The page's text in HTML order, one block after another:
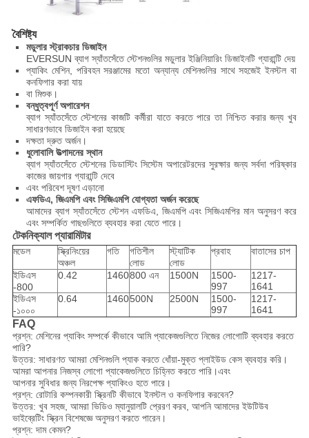
বৈশিষ্ট্য
মডুলার স্ট্রাকচার ডিজাইন
EVERSUN ব্যাগ স্যাঁতসেঁতে স্টেশনগুলির মডুলার ইঞ্জিনিয়ারিং ডিজাইনটি গ্যারান্টি দেয়
প্যাকিং মেশিন, পরিবহন সরঞ্জামের মতো অন্যান্য মেশিনগুলির সাথে সহজেই ইনস্টল বা
কনফিগার করা যায়
বা মিশুক।
বন্ধুত্বপূর্ণ অপারেশন
ব্যাগ স্যাঁতসেঁতে স্টেশনের কাজটি কর্মীরা যাতে করতে পারে তা নিশ্চিত করার জন্য খুব
সাধারণভাবে ডিজাইন করা হয়েছে
দক্ষতা দ্রুত অর্জন।
ধুলোবালি উত্পাদনের স্থান
ব্যাগ স্যাঁতসেঁতে স্টেশনের ডিডাস্টিং সিস্টেম অপারেটরদের সুরক্ষার জন্য সর্বদা পরিষ্কার
কাজের জায়গার গ্যারান্টি দেবে
এবং পরিবেশ দূষণ এড়ানো
এফডিএ, জিএমপি এবং সিজিএমপি যোগ্যতা অর্জন করেছে
আমাদের ব্যাগ স্যাঁতসেঁতে স্টেশন এফডিএ, জিএমপি এবং সিজিএমপির মান অনুসরণ করে
এবং সম্পর্কিত গাছগুলিতে ব্যবহার করা যেতে পারে।
টেকনিক্যাল প্যারামিটার
মডেল
স্ক্রিনিংয়ের
অঞ্চল
গতি
গতিশীল
লোড
স্ট্যাটিক
লোড
প্রবাহ বাতাসের চাপ
ইডিএস
-800
0.42 1460800 এন 1500N
1500-
997
1217-
1641
ইডিএস
-১০০০
0.64 1460500N 2500N
1500-
997
1217-
1641
FAQ
প্রশ্ন: মেশিনের প্যাকিং সম্পর্কে কীভাবে আমি প্যাকেজগুলিতে নিজের লোগোটি ব্যবহার করতে
পারি?
উত্তর: সাধারণত আমরা মেশিনগুলি প্যাক করতে ধোঁয়া-মুক্ত প্লাইউড কেস ব্যবহার করি।
আমরা আপনার নিজস্ব লোগো প্যাকেজগুলিতে চিহ্নিত করতে পারি।এবং
আপনার সুবিধার জন্য নিরপেক্ষ প্যাকিংও হতে পারে।
প্রশ্ন: রোটারি কম্পনকারী স্ক্রিনটি কীভাবে ইনস্টল ও কনফিগার করবেন?
উত্তর: খুব সহজ, আমরা ভিডিও ম্যানুয়ালটি প্রেরণ করব, আপনি আমাদের ইউটিউব
ভাইব্রেটিং স্ক্রিন বিশেষজ্ঞে অনুসরণ করতে পারেন।
প্রশ্ন: দাম কেমন?